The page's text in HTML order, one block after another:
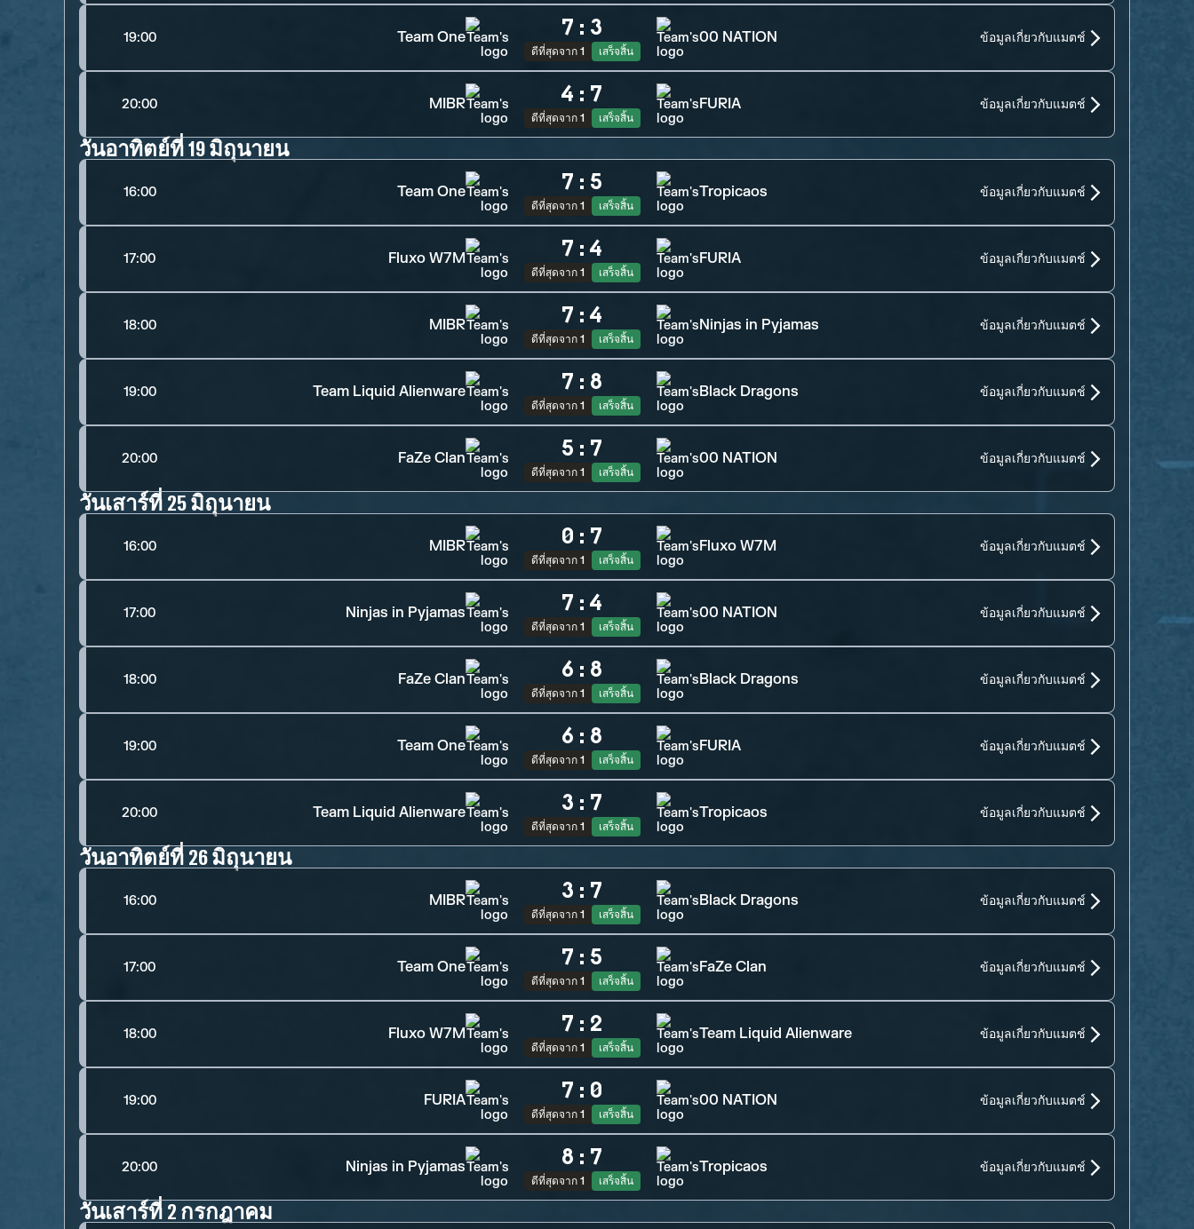
19:00 Team One 7 : 3
ดีที่สุดจาก 1 เสร็จสิ้น
00 NATION ข้อมูลเกี่ยวกับแมตช์
20:00 MIBR 4 : 7
ดีที่สุดจาก 1 เสร็จสิ้น
FURIA ข้อมูลเกี่ยวกับแมตช์
วันอาทิตย์ที่ 19 มิถุนายน
16:00 Team One 7 : 5
ดีที่สุดจาก 1 เสร็จสิ้น
Tropicaos ข้อมูลเกี่ยวกับแมตช์
17:00 Fluxo W7M 7 : 4
ดีที่สุดจาก 1 เสร็จสิ้น
FURIA ข้อมูลเกี่ยวกับแมตช์
18:00 MIBR 7 : 4
ดีที่สุดจาก 1 เสร็จสิ้น
Ninjas in Pyjamas ข้อมูลเกี่ยวกับแมตช์
19:00 Team Liquid Alienware 7 : 8
ดีที่สุดจาก 1 เสร็จสิ้น
Black Dragons ข้อมูลเกี่ยวกับแมตช์
20:00 FaZe Clan 5 : 7
ดีที่สุดจาก 1 เสร็จสิ้น
00 NATION ข้อมูลเกี่ยวกับแมตช์
วันเสาร์ที่ 25 มิถุนายน
16:00 MIBR 0 : 7
ดีที่สุดจาก 1 เสร็จสิ้น
Fluxo W7M ข้อมูลเกี่ยวกับแมตช์
17:00 Ninjas in Pyjamas 7 : 4
ดีที่สุดจาก 1 เสร็จสิ้น
00 NATION ข้อมูลเกี่ยวกับแมตช์
18:00 FaZe Clan 6 : 8
ดีที่สุดจาก 1 เสร็จสิ้น
Black Dragons ข้อมูลเกี่ยวกับแมตช์
19:00 Team One 6 : 8
ดีที่สุดจาก 1 เสร็จสิ้น
FURIA ข้อมูลเกี่ยวกับแมตช์
20:00 Team Liquid Alienware 3 : 7
ดีที่สุดจาก 1 เสร็จสิ้น
Tropicaos ข้อมูลเกี่ยวกับแมตช์
วันอาทิตย์ที่ 26 มิถุนายน
16:00 MIBR 3 : 7
ดีที่สุดจาก 1 เสร็จสิ้น
Black Dragons ข้อมูลเกี่ยวกับแมตช์
17:00 Team One 7 : 5
ดีที่สุดจาก 1 เสร็จสิ้น
FaZe Clan ข้อมูลเกี่ยวกับแมตช์
18:00 Fluxo W7M 7 : 2
ดีที่สุดจาก 1 เสร็จสิ้น
Team Liquid Alienware ข้อมูลเกี่ยวกับแมตช์
19:00 FURIA 7 : 0
ดีที่สุดจาก 1 เสร็จสิ้น
00 NATION ข้อมูลเกี่ยวกับแมตช์
20:00 Ninjas in Pyjamas 8 : 7
ดีที่สุดจาก 1 เสร็จสิ้น
Tropicaos ข้อมูลเกี่ยวกับแมตช์
วันเสาร์ที่ 2 กรกฎาคม